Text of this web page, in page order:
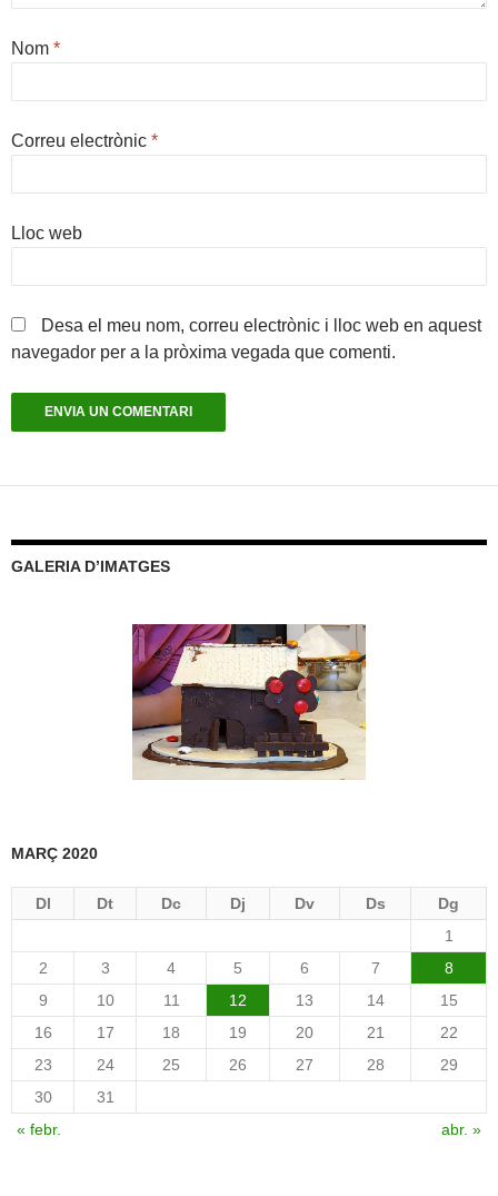
Nom *
Correu electrònic *
Lloc web
Desa el meu nom, correu electrònic i lloc web en aquest
navegador per a la pròxima vegada que comenti.
GALERIA D’IMATGES
MARÇ 2020
Dl Dt Dc Dj Dv Ds
Dg
1
2
3 4 5 6 7
8
9
10 11 12 13 14
15
16
17 18 19 20 21
22
23
24 25 26 27 28
29
30
31
« febr.
abr. »